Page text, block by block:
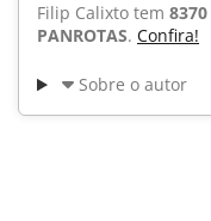
Filip Calixto tem 8370
PANROTAS. Confira!
Sobre o autor